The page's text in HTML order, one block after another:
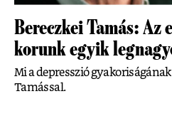
Bereczkei Tamás: Az
korunk egyik
Mi a depresszió
Tamással.